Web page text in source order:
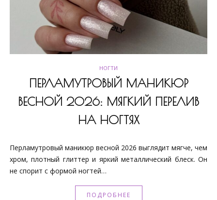
НОГТИ
ПЕРЛАМУТРОВЫЙ МАНИКЮР
ВЕСНОЙ 2026: МЯГКИЙ ПЕРЕЛИВ
НА НОГТЯХ
Перламутровый маникюр весной 2026 выглядит мягче, чем
хром, плотный глиттер и яркий металлический блеск. Он
не спорит с формой ногтей…
ПОДРОБНЕЕ